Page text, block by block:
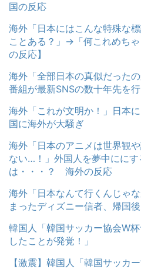
国の反応
海外「日本にはこんな特殊な
ことある？」→「何これめち
の反応】
海外「全部日本の真似だった
番組が最新SNSの数十年先を
海外「これが文明か！」日本
国に海外が大騒ぎ
海外「日本のアニメは世界観
ない…！」外国人を夢中ににす
は・・・？ 海外の反応
海外「日本なんて行くんじゃ
まったディズニー信者、帰国
韓国人「韓国サッカー協会W
したことが発覚！」
【激震】韓国人「韓国サッカ